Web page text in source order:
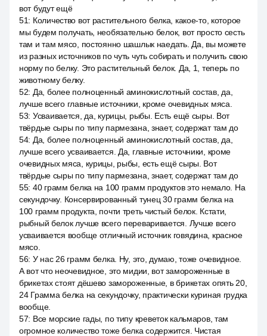
вот будут ещё
51: Количество вот растительного белка, какое-то, которое
мы будем получать, необязательно белок, вот просто сесть
там и там мясо, постоянно шашлык наедать. Да, вы можете
из разных источников по чуть чуть собирать и получить свою
норму по белку. Это растительный белок. Да, 1, теперь по
животному белку.
52: Да, более полноценный аминокислотный состав, да,
лучше всего главные источники, кроме очевидных мяса.
53: Усваивается, да, курицы, рыбы. Есть ещё сыры. Вот
твёрдые сыры по типу пармезана, знает, содержат там до
54: Да, более полноценный аминокислотный состав, да,
лучше всего усваивается. Да, главные источники, кроме
очевидных мяса, курицы, рыбы, есть ещё сыры. Вот
твёрдые сыры по типу пармезана, знает, содержат там до
55: 40 грамм белка на 100 грамм продуктов это немало. На
секундочку. Консервированный тунец 30 грамм белка на
100 грамм продукта, почти треть чистый белок. Кстати,
рыбный белок лучше всего переваривается. Лучше всего
усваивается вообще отличный источник говядина, красное
мясо.
56: У нас 26 грамм белка. Ну, это, думаю, тоже очевидное.
А вот что неочевидное, это мидии, вот замороженные в
брикетах стоят дёшево замороженные, в брикетах опять 20,
24 Грамма белка на секундочку, практически куриная грудка
вообще.
57: Все морские гады, по типу креветок кальмаров, там
огромное количество тоже белка содержится. Чистая